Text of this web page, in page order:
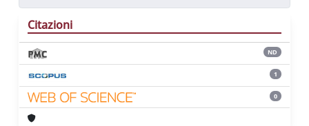
Citazioni
ND
1
0